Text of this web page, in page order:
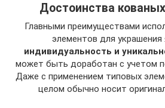
Достоинства
Главными преимуществами
элементов для украшения
индивидуальность и
может быть доработан с учетом
Даже с применением типовых
целом обычно носит